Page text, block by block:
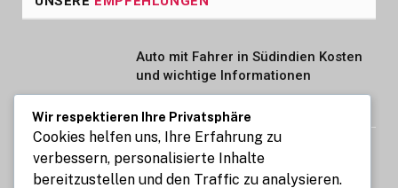
Auto mit Fahrer in Südindien Kosten
und wichtige Informationen
STIG ROCK Erfahrungen Deutsch
Lohnt sich die Diamanten Investition
Wir respektieren Ihre Privatsphäre
Cookies helfen uns, Ihre Erfahrung zu
verbessern, personalisierte Inhalte
bereitzustellen und den Traffic zu analysieren.